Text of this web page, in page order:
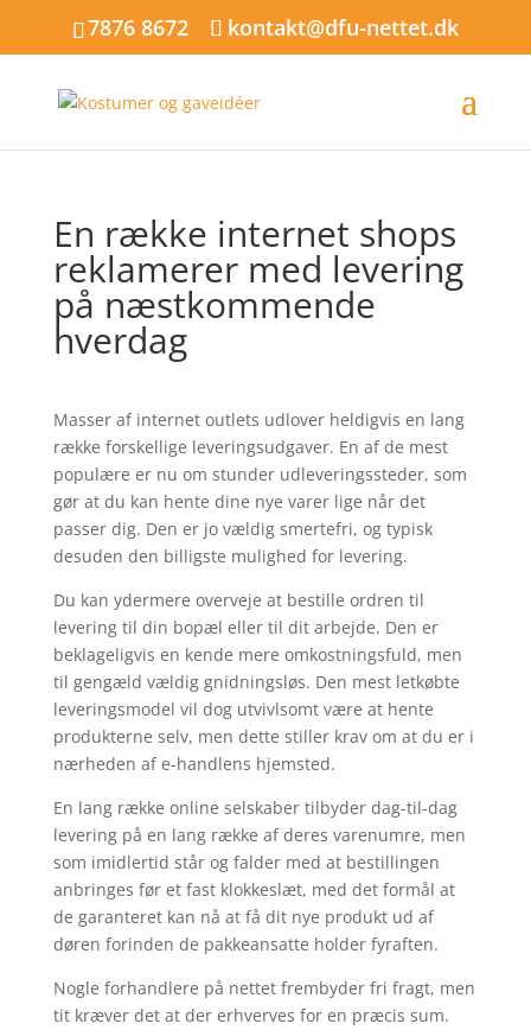
7876 8672 kontakt@dfu-nettet.dk
En række internet shops
reklamerer med levering
på næstkommende
hverdag
Masser af internet outlets udlover heldigvis en lang
række forskellige leveringsudgaver. En af de mest
populære er nu om stunder udleveringssteder, som
gør at du kan hente dine nye varer lige når det
passer dig. Den er jo vældig smertefri, og typisk
desuden den billigste mulighed for levering.
Du kan ydermere overveje at bestille ordren til
levering til din bopæl eller til dit arbejde. Den er
beklageligvis en kende mere omkostningsfuld, men
til gengæld vældig gnidningsløs. Den mest letkøbte
leveringsmodel vil dog utvivlsomt være at hente
produkterne selv, men dette stiller krav om at du er i
nærheden af e-handlens hjemsted.
En lang række online selskaber tilbyder dag-til-dag
levering på en lang række af deres varenumre, men
som imidlertid står og falder med at bestillingen
anbringes før et fast klokkeslæt, med det formål at
de garanteret kan nå at få dit nye produkt ud af
døren forinden de pakkeansatte holder fyraften.
Nogle forhandlere på nettet frembyder fri fragt, men
tit kræver det at der erhverves for en præcis sum.